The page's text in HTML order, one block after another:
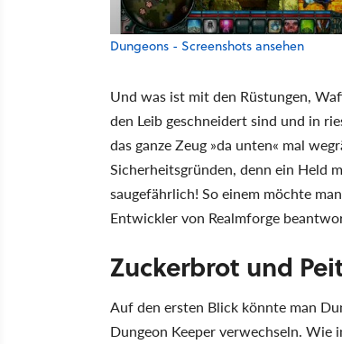
Dungeons - Screenshots ansehen
Und was ist mit den Rüstungen,
den Leib geschneidert sind und in
das ganze Zeug »da unten« mal
Sicherheitsgründen, denn ein Held
saugefährlich! So einem möchte
Entwickler von Realmforge
Zuckerbrot und
Auf den ersten Blick könnte man
Dungeon Keeper verwechseln. Wie